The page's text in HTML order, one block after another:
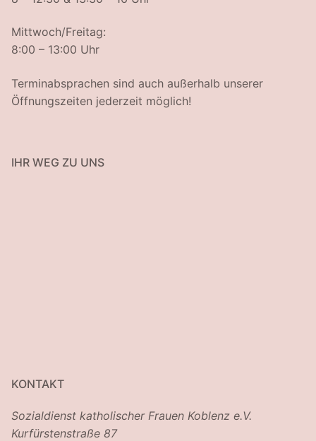
Mittwoch/Freitag:
8:00 – 13:00 Uhr
Terminabsprachen sind auch außerhalb unserer
Öffnungszeiten jederzeit möglich!
IHR WEG ZU UNS
KONTAKT
Sozialdienst katholischer Frauen Koblenz e.V.
Kurfürstenstraße 87